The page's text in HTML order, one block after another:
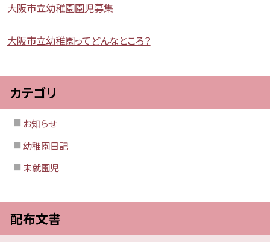
大阪市立幼稚園園児募集
大阪市立幼稚園ってどんなところ？
カテゴリ
お知らせ
幼稚園日記
未就園児
配布文書